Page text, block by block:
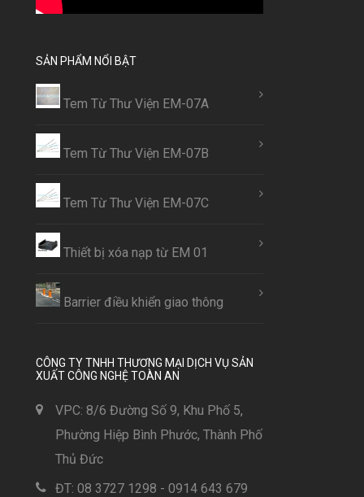
SẢN PHẨM NỔI BẬT
Tem Từ Thư Viện EM-07A
Tem Từ Thư Viện EM-07B
Tem Từ Thư Viện EM-07C
Thiết bị xóa nạp từ EM 01
Barrier điều khiển giao thông
CÔNG TY TNHH THƯƠNG MẠI DỊCH VỤ SẢN
XUẤT CÔNG NGHỆ TOÀN AN
VPC: 8/6 Đường Số 9, Khu Phố 5,
Phường Hiệp Bình Phước, Thành Phố
Thủ Đức
ĐT: 08 3727 1298 - 0914 643 679